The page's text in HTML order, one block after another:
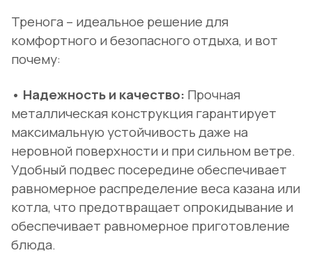
Тренога – идеальное решение для
комфортного и безопасного отдыха, и вот
почему:
• Надежность и качество: Прочная
металлическая конструкция гарантирует
максимальную устойчивость даже на
неровной поверхности и при сильном ветре.
Удобный подвес посередине обеспечивает
равномерное распределение веса казана или
котла, что предотвращает опрокидывание и
обеспечивает равномерное приготовление
блюда.